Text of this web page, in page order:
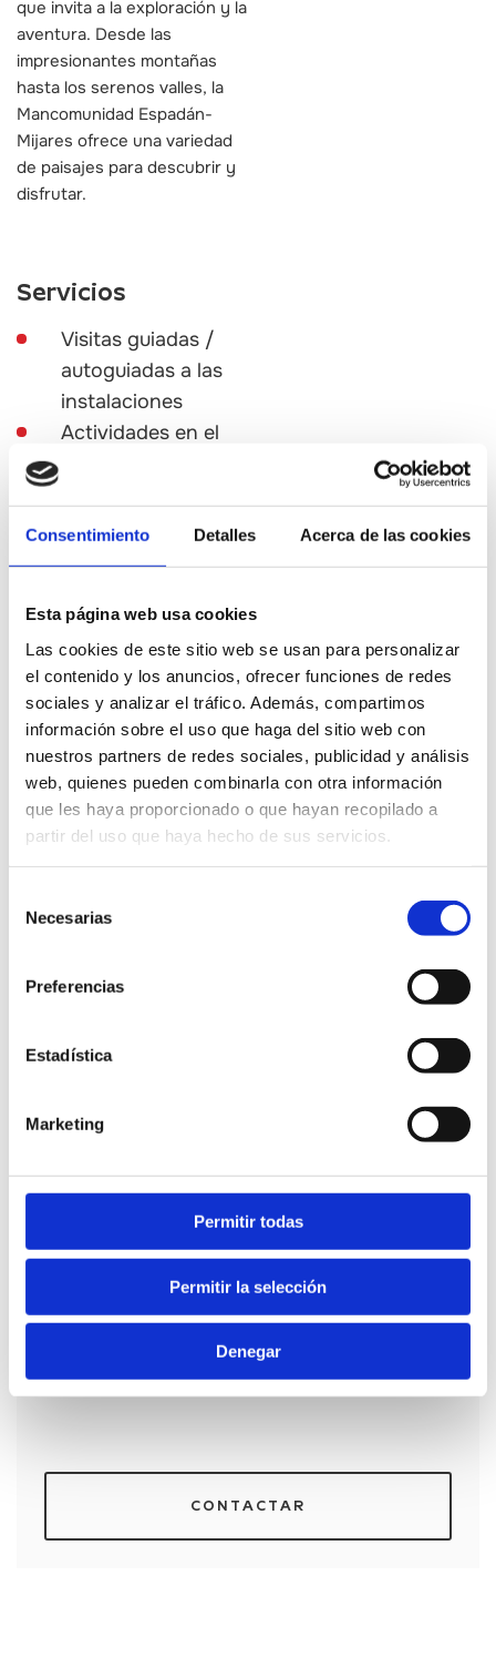
Consentimiento Detalles Acerca de las cookies
Esta página web usa cookies
Las cookies de este sitio web se usan para personalizar
el contenido y los anuncios, ofrecer funciones de redes
sociales y analizar el tráfico. Además, compartimos
información sobre el uso que haga del sitio web con
nuestros partners de redes sociales, publicidad y análisis
web, quienes pueden combinarla con otra información
que les haya proporcionado o que hayan recopilado a
partir del uso que haya hecho de sus servicios.
Necesarias
Preferencias
Estadística
Marketing
Permitir todas
Permitir la selección
Denegar
que invita a la exploración y la
aventura. Desde las
impresionantes montañas
hasta los serenos valles, la
Mancomunidad Espadán-
Mijares ofrece una variedad
de paisajes para descubrir y
disfrutar.
Servicios
Visitas guiadas /
autoguiadas a las
instalaciones
Actividades en el
gastronómicos
interpretativas
Visitas y
experiencias en
museo / centro de
interpretación
Otros (especificar)
Cómo llegar
Ver en google maps
Avda. Castellón 6
964613000
Idiomas:Castellano, Valenciano, Inglés
CONTACTAR